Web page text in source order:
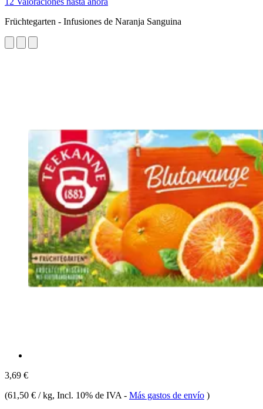
Früchtegarten - Infusiones de Naranja Sanguina
3,69 €
(61,50 € / kg, Incl. 10% de IVA - Más gastos de envío )